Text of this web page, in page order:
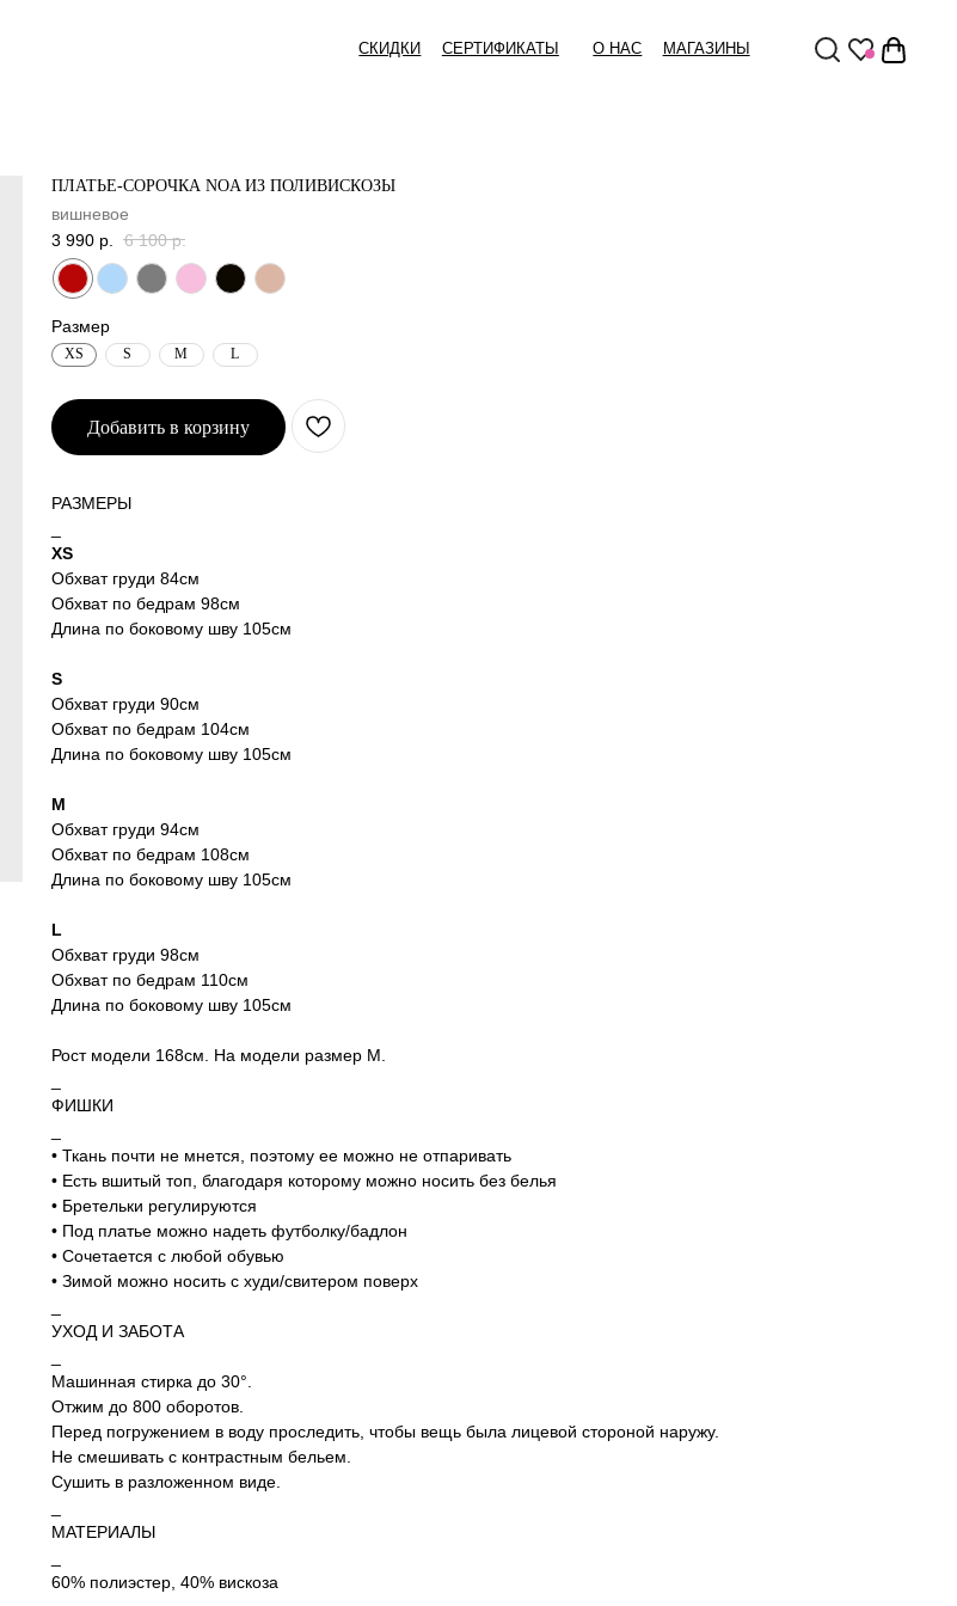
СЕРТИФИКАТЫ О НАС МАГАЗИНЫ
ПЛАТЬЕ-СОРОЧКА NOA ИЗ ПОЛИВИСКОЗЫ
вишневое
3 990 р. 6 100 р.
Размер
XS S M L
Добавить в корзину
РАЗМЕРЫ
XS
Обхват груди 84см
Обхват по бедрам 98см
Длина по боковому шву 105см
S
Обхват груди 90см
Обхват по бедрам 104см
Длина по боковому шву 105см
M
Обхват груди 94см
Обхват по бедрам 108см
Длина по боковому шву 105см
L
Обхват груди 98см
Обхват по бедрам 110см
Длина по боковому шву 105см
Рост модели 168см. На модели размер M.
ФИШКИ
• Ткань почти не мнется, поэтому ее можно не отпаривать
• Есть вшитый топ, благодаря которому можно носить без белья
• Бретельки регулируются
• Под платье можно надеть футболку/бадлон
• Сочетается с любой обувью
• Зимой можно носить с худи/свитером поверх
УХОД И ЗАБОТА
Машинная стирка до 30°.
Отжим до 800 оборотов.
Перед погружением в воду проследить, чтобы вещь была лицевой стороной наружу.
Не смешивать с контрастным бельем.
Сушить в разложенном виде.
МАТЕРИАЛЫ
60% полиэстер, 40% вискоза